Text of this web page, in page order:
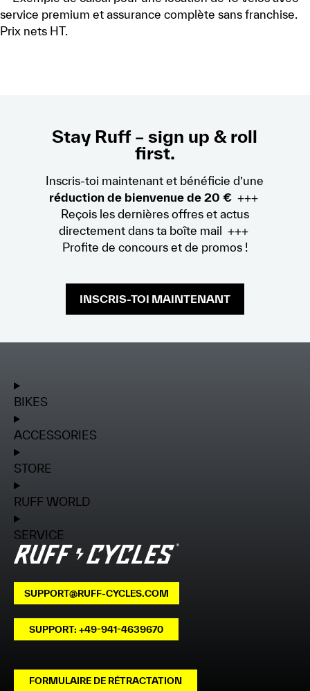
service premium et assurance complète sans franchise.
Prix nets HT.
Stay Ruff – sign up & roll
first.
Inscris-toi maintenant et bénéficie d’une
réduction de bienvenue de 20 €+++
Reçois les dernières offres et actus
directement dans ta boîte mail +++
Profite de concours et de promos !
INSCRIS-TOI MAINTENANT
BIKES
ACCESSORIES
STORE
RUFF WORLD
SERVICE
SUPPORT@RUFF-CYCLES.COM
SUPPORT: +49-941-4639670
FORMULAIRE DE RÉTRACTATION